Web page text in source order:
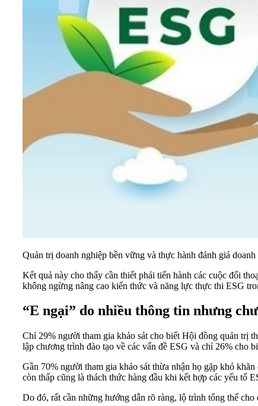
Quản trị doanh nghiệp bền vững và thực hành đánh giá
Kết quả này cho thấy cần thiết phải tiến hành các cuộc đối
không ngừng nâng cao kiến thức và năng lực thực thi ESG
“E ngại” do nhiều thông tin nhưng
Chỉ 29% người tham gia khảo sát cho biết Hội đồng quản trị
lập chương trình đào tạo về các vấn đề ESG và chỉ 26% cho
Gần 70% người tham gia khảo sát thừa nhận họ gặp khó
còn thấp cũng là thách thức hàng đầu khi kết hợp các yếu tố
Do đó, rất cần những hướng dẫn rõ ràng, lộ trình tổng thể